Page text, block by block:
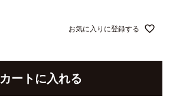
お気に入りに登録する
カートに入れる